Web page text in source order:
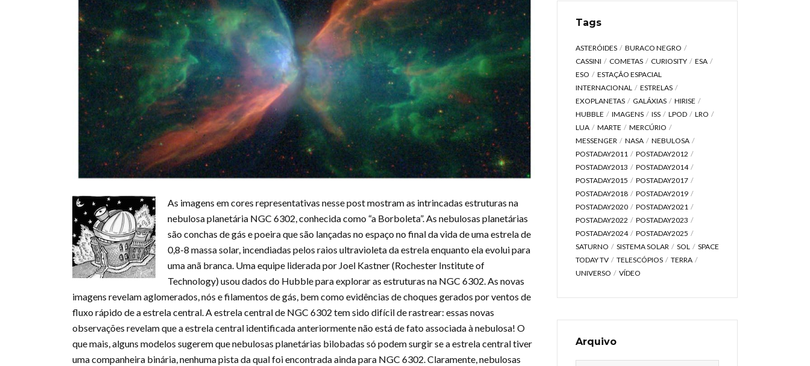
As imagens em cores representativas nesse post mostram as intrincadas estruturas na
nebulosa planetária NGC 6302, conhecida como “a Borboleta”. As nebulosas planetárias
são conchas de gás e poeira que são lançadas no espaço no final da vida de uma estrela de
0,8-8 massa solar, incendiadas pelos raios ultravioleta da estrela enquanto ela evolui para
uma anã branca. Uma equipe liderada por Joel Kastner (Rochester Institute of
Technology) usou dados do Hubble para explorar as estruturas na NGC 6302. As novas
imagens revelam aglomerados, nós e filamentos de gás, bem como evidências de choques gerados por ventos de
fluxo rápido de a estrela central. A estrela central de NGC 6302 tem sido difícil de rastrear: essas novas
observações revelam que a estrela central identificada anteriormente não está de fato associada à nebulosa! O
que mais, alguns modelos sugerem que nebulosas planetárias bilobadas só podem surgir se a estrela central tiver
uma companheira binária, nenhuma pista da qual foi encontrada ainda para NGC 6302. Claramente, nebulosas
Tags
ASTERÓIDES
BURACO NEGRO
CASSINI
COMETAS CURIOSITY
ESA
ESO
ESTAÇÃO ESPACIAL
INTERNACIONAL
ESTRELAS
EXOPLANETAS
GALÁXIAS
HIRISE
HUBBLE
IMAGENS ISS LPOD
LRO
LUA
MARTE
MERCÚRIO
MESSENGER
NASA
NEBULOSA
POSTADAY2011
POSTADAY2012
POSTADAY2013
POSTADAY2014
POSTADAY2015
POSTADAY2017
POSTADAY2018
POSTADAY2019
POSTADAY2020
POSTADAY2021
POSTADAY2022
POSTADAY2023
POSTADAY2024
POSTADAY2025
SATURNO
SISTEMA SOLAR SOL
SPACE
TODAY TV
TELESCÓPIOS
TERRA
UNIVERSO
VÍDEO
Arquivo